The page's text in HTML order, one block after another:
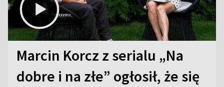
Marcin Korcz z serialu „Na
dobre i na złe” ogłosił, że się